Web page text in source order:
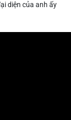
diện của anh ấy